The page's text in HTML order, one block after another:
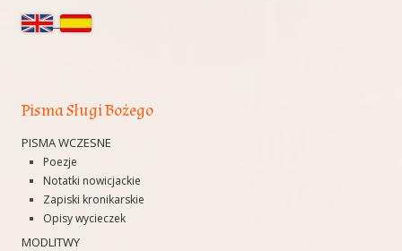
boczny
Pisma Sługi Bożego
PISMA WCZESNE
Poezje
Notatki nowicjackie
Zapiski kronikarskie
Opisy wycieczek
MODLITWY